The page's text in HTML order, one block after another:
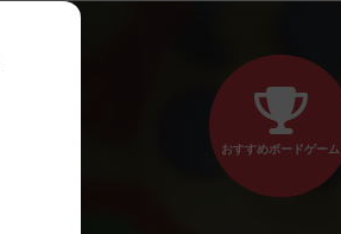
おすすめボードゲーム